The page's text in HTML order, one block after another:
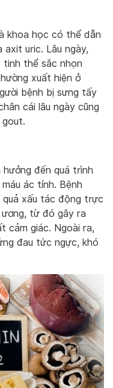
khoa học có thể dẫn
axit uric. Lâu ngày,
thể sắc nhọn
xuất hiện ở
bệnh bị sưng tấy
cái lâu ngày cũng
đến quá trình
ác tính. Bệnh
quả xấu tác động trực
từ đó gây ra
cảm giác. Ngoài ra,
đau tức ngực, khó